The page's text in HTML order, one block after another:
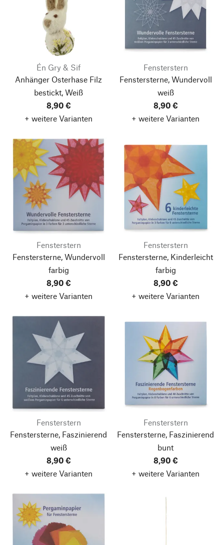
Én Gry & Sif
Anhänger Osterhase Filz
bestickt, Weiß
8,90 €
+ weitere Varianten
Fensterstern
Fenstersterne, Wundervoll
weiß
8,90 €
+ weitere Varianten
Fensterstern
Fenstersterne, Wundervoll
farbig
8,90 €
+ weitere Varianten
Fensterstern
Fenstersterne, Kinderleicht
farbig
8,90 €
+ weitere Varianten
Fensterstern
Fenstersterne, Faszinierend
weiß
8,90 €
+ weitere Varianten
Fensterstern
Fenstersterne, Faszinierend
bunt
8,90 €
+ weitere Varianten